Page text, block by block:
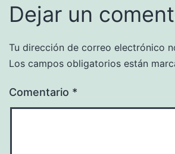
Dejar un
Tu dirección de correo electrónico
Los campos obligatorios están
Comentario *